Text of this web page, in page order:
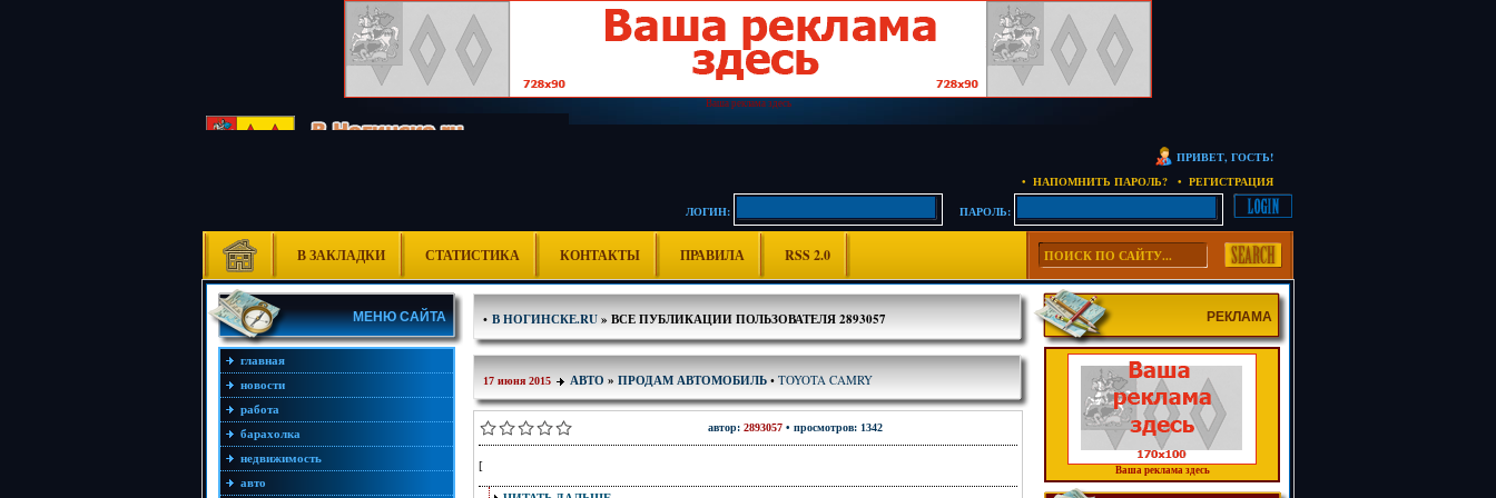
Ваша реклама здесь
ПРИВЕТ, ГОСТЬ!
• НАПОМНИТЬ ПАРОЛЬ?
• РЕГИСТРАЦИЯ
ЛОГИН:
ПАРОЛЬ:
В ЗАКЛАДКИ СТАТИСТИКА КОНТАКТЫ ПРАВИЛА RSS 2.0
МЕНЮ САЙТА
главная
новости
работа
барахолка
недвижимость
авто
• В НОГИНСКЕ.RU» ВСЕ ПУБЛИКАЦИИ ПОЛЬЗОВАТЕЛЯ 2893057
17 июня 2015 АВТО » ПРОДАМ АВТОМОБИЛЬ • TOYOTA CAMRY
автор: 2893057 • просмотров: 1342
[
РЕКЛАМА
Ваша реклама здесь